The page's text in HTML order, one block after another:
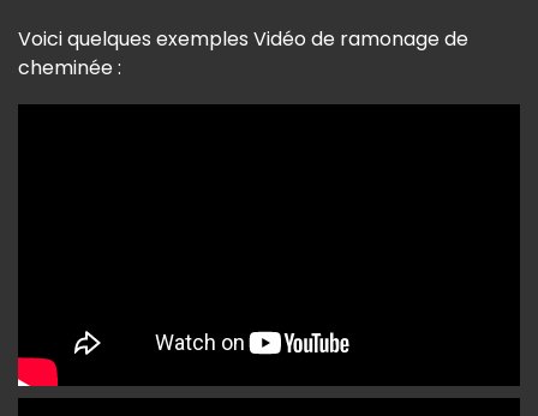
Voici quelques exemples Vidéo de ramonage de
cheminée :